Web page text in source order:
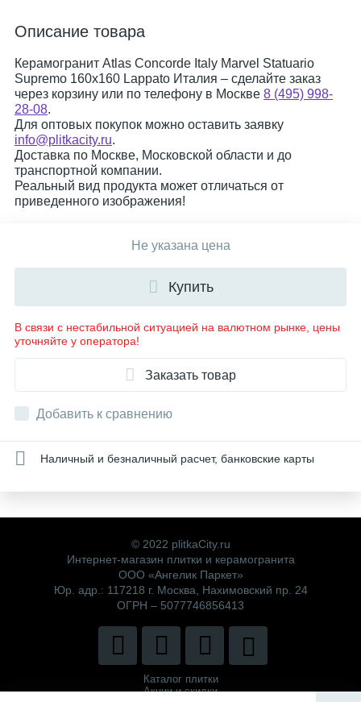
Описание товара
Керамогранит Atlas Concorde Italy Marvel Statuario
Supremo 160x160 Lappato Италия – сделайте заказ
через корзину или по телефону в Москве 8 (495) 998-
28-08.
Для оптовых покупок можно оставить заявку
info@plitkacity.ru.
Доставка по Москве, Московской области и до
транспортной компании.
Реальный вид продукта может отличаться от
приведенного изображения!
Не указана цена
Купить
В связи с нестабильной ситуацией на валютном рынке, цены
уточняйте у оператора!
Заказать товар
Добавить к сравнению
Наличный и безналичный расчет, банковские карты
© 2022 plitkaCity.ru
Интернет-магазин плитки и керамогранита
ООО «Ангелик Паркет»
Юр. адр.: 117218 г. Москва, Нахимовский пр. 24
ОГРН – 5077746856413
Каталог плитки
Акции и скидки